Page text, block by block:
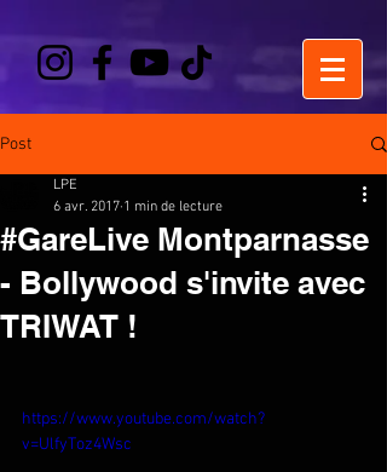
Post
#GareLive Montparnasse
- Bollywood s'invite avec
TRIWAT !
LPE
6 avr. 2017 1 min de lecture
https://www.youtube.com/watch?
v=UlfyToz4Wsc